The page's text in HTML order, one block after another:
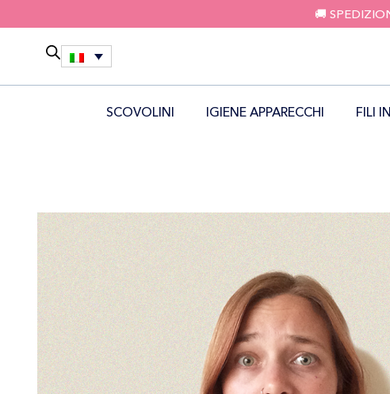
🚚
SCOVOLINI IGIENE APPARECCHI FILI